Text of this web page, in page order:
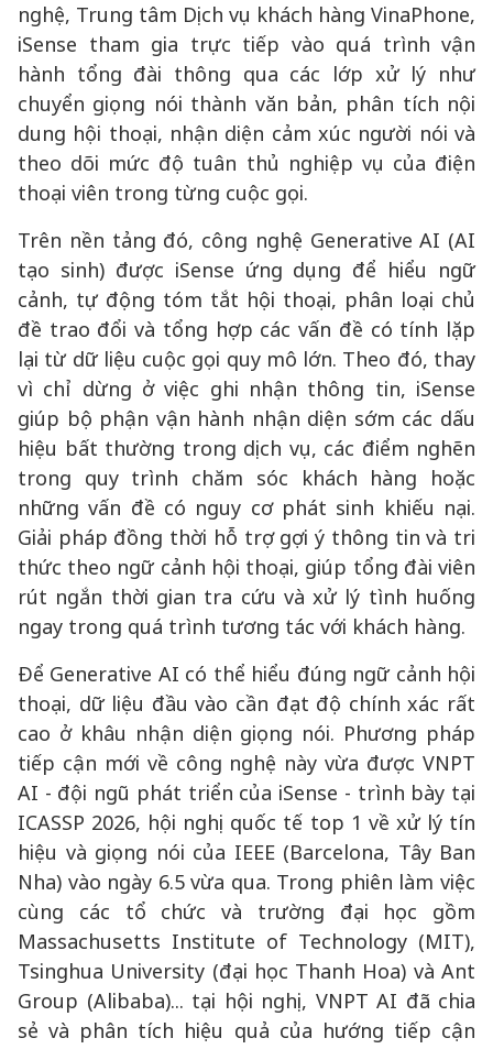
nghệ, Trung tâm Dịch vụ khách hàng VinaPhone,
iSense tham gia trực tiếp vào quá trình vận
hành tổng đài thông qua các lớp xử lý như
chuyển giọng nói thành văn bản, phân tích nội
dung hội thoại, nhận diện cảm xúc người nói và
theo dõi mức độ tuân thủ nghiệp vụ của điện
thoại viên trong từng cuộc gọi.
Trên nền tảng đó, công nghệ Generative AI (AI
tạo sinh) được iSense ứng dụng để hiểu ngữ
cảnh, tự động tóm tắt hội thoại, phân loại chủ
đề trao đổi và tổng hợp các vấn đề có tính lặp
lại từ dữ liệu cuộc gọi quy mô lớn. Theo đó, thay
vì chỉ dừng ở việc ghi nhận thông tin, iSense
giúp bộ phận vận hành nhận diện sớm các dấu
hiệu bất thường trong dịch vụ, các điểm nghẽn
trong quy trình chăm sóc khách hàng hoặc
những vấn đề có nguy cơ phát sinh khiếu nại.
Giải pháp đồng thời hỗ trợ gợi ý thông tin và tri
thức theo ngữ cảnh hội thoại, giúp tổng đài viên
rút ngắn thời gian tra cứu và xử lý tình huống
ngay trong quá trình tương tác với khách hàng.
Để Generative AI có thể hiểu đúng ngữ cảnh hội
thoại, dữ liệu đầu vào cần đạt độ chính xác rất
cao ở khâu nhận diện giọng nói. Phương pháp
tiếp cận mới về công nghệ này vừa được VNPT
AI - đội ngũ phát triển của iSense - trình bày tại
ICASSP 2026, hội nghị quốc tế top 1 về xử lý tín
hiệu và giọng nói của IEEE (Barcelona, Tây Ban
Nha) vào ngày 6.5 vừa qua. Trong phiên làm việc
cùng các tổ chức và trường đại học gồm
Massachusetts Institute of Technology (MIT),
Tsinghua University (đại học Thanh Hoa) và Ant
Group (Alibaba)... tại hội nghị, VNPT AI đã chia
sẻ và phân tích hiệu quả của hướng tiếp cận